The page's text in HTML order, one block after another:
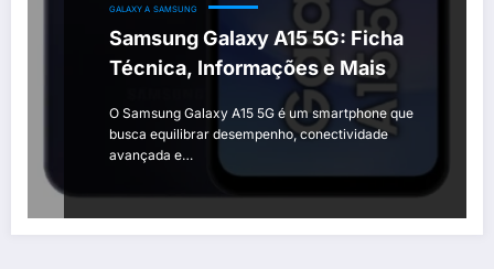
GALAXY A SAMSUNG
Samsung Galaxy A15 5G: Ficha
Técnica, Informações e Mais
O Samsung Galaxy A15 5G é um smartphone que
busca equilibrar desempenho, conectividade
avançada e…